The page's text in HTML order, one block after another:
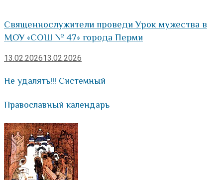
Священнослужители проведи Урок мужества в
МОУ «СОШ № 47» города Перми
13.02.202613.02.2026
Не удалять!!! Системный
Православный календарь